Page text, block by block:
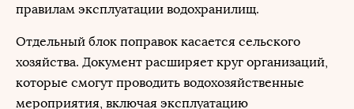
правилам эксплуатации водохранилищ.
Отдельный блок поправок касается сельского
хозяйства. Документ расширяет круг организаций,
которые смогут проводить водохозяйственные
мероприятия, включая эксплуатацию